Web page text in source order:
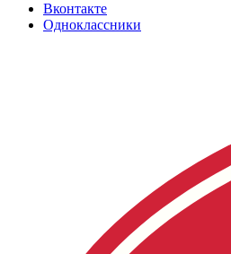
Вконтакте
Одноклассники